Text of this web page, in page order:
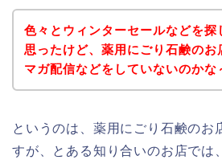
色々とウィンターセールなどを探
思ったけど、薬用にごり石鹸のお
マガ配信などをしていないのかな
というのは、薬用にごり石鹸のお
すが、とある知り合いのお店では